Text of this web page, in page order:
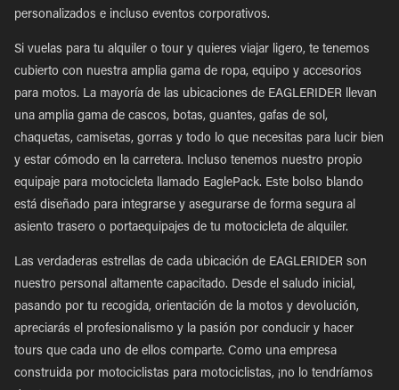
personalizados e incluso eventos corporativos.
Si vuelas para tu alquiler o tour y quieres viajar ligero, te tenemos
cubierto con nuestra amplia gama de ropa, equipo y accesorios
para motos. La mayoría de las ubicaciones de EAGLERIDER llevan
una amplia gama de cascos, botas, guantes, gafas de sol,
chaquetas, camisetas, gorras y todo lo que necesitas para lucir bien
y estar cómodo en la carretera. Incluso tenemos nuestro propio
equipaje para motocicleta llamado EaglePack. Este bolso blando
está diseñado para integrarse y asegurarse de forma segura al
asiento trasero o portaequipajes de tu motocicleta de alquiler.
Las verdaderas estrellas de cada ubicación de EAGLERIDER son
nuestro personal altamente capacitado. Desde el saludo inicial,
pasando por tu recogida, orientación de la motos y devolución,
apreciarás el profesionalismo y la pasión por conducir y hacer
tours que cada uno de ellos comparte. Como una empresa
construida por motociclistas para motociclistas, ¡no lo tendríamos